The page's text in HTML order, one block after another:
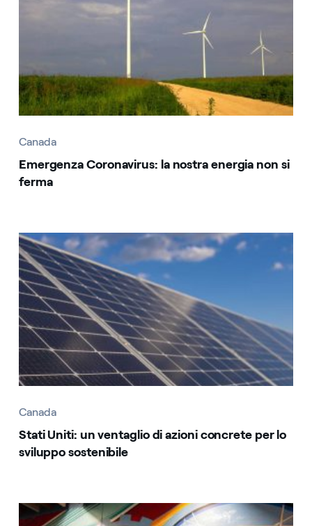
Canada
Emergenza Coronavirus: la nostra energia non si
ferma
Canada
Canada
Stati Uniti: un ventaglio di azioni concrete per lo
sviluppo sostenibile
Canada